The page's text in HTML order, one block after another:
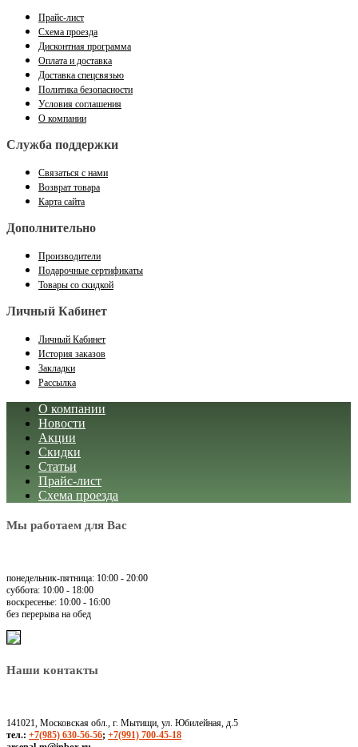
Прайс-лист
Схема проезда
Дисконтная программа
Оплата и доставка
Доставка спецсвязью
Политика безопасности
Условия соглашения
О компании
Служба поддержки
Связаться с нами
Возврат товара
Карта сайта
Дополнительно
Производители
Подарочные сертификаты
Товары со скидкой
Личный Кабинет
Личный Кабинет
История заказов
Закладки
Рассылка
О компании
Новости
Акции
Скидки
Статьи
Прайс-лист
Схема проезда
Мы работаем для Вас
понедельник-пятница: 10:00 - 20:00
суббота: 10:00 - 18:00
воскресенье: 10:00 - 16:00
без перерыва на обед
Наши контакты
141021, Московская обл., г. Мытищи, ул. Юбилейная, д.5
тел.: +7(985) 630-56-56; +7(991) 700-45-18